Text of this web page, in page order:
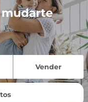
mudarte
Vender